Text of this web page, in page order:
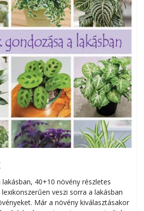
40+10 növény részletes
veszi sorra a lakásban
Már a növény kiválasztásakor